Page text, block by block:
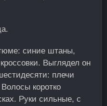
синие штаны,
Выглядел он
плечи
коротко
Руки сильные, с